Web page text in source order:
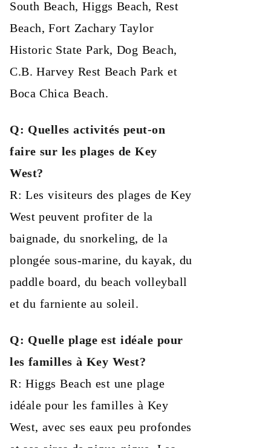
South Beach, Higgs Beach, Rest
Beach, Fort Zachary Taylor
Historic State Park, Dog Beach,
C.B. Harvey Rest Beach Park et
Boca Chica Beach.
Q: Quelles activités peut-on
faire sur les plages de Key
West?
R: Les visiteurs des plages de Key
West peuvent profiter de la
baignade, du snorkeling, de la
plongée sous-marine, du kayak, du
paddle board, du beach volleyball
et du farniente au soleil.
Q: Quelle plage est idéale pour
les familles à Key West?
R: Higgs Beach est une plage
idéale pour les familles à Key
West, avec ses eaux peu profondes